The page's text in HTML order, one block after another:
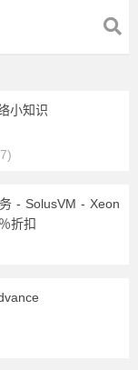
小知识
- SolusVM - Xeon
折扣